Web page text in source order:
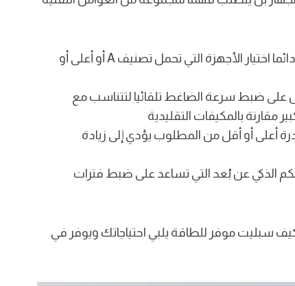
أولا: ما يجب التحقق منه هو تصنيف كفاءة الطاقة حيث يُفضل دائما اختيار الأجهزة التي تحمل تصنيف A أو أعلى أو
على ضبط سرعة الضاغط تلقائيا لتتناسب مع
مقارنة بالمكيفات التقليدية
أعلى أو أقل من المطلوب يؤدي إلى زيادة
الذكي عن بُعد التي تساعد على ضبط فترات
موفر للطاقة يلبي احتياجاتك ويوفر في